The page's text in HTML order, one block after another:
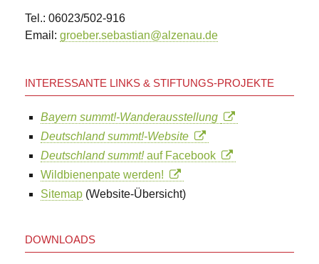
Tel.: 06023/502-916
Email: groeber.sebastian@alzenau.de
INTERESSANTE LINKS & STIFTUNGS-PROJEKTE
Bayern summt!-Wanderausstellung
Deutschland summt!-Website
Deutschland summt!auf Facebook
Wildbienenpate werden!
Sitemap (Website-Übersicht)
DOWNLOADS